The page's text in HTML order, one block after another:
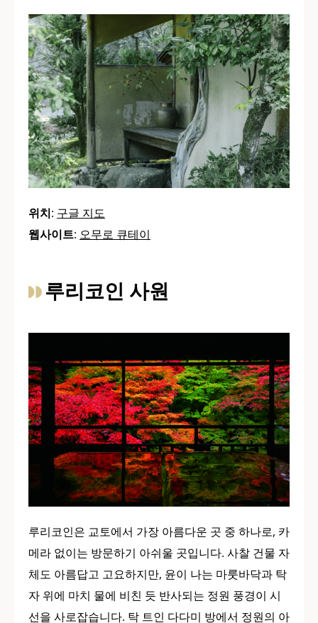
위치: 구글 지도
웹사이트: 오무로 큐테이
루리코인 사원
루리코인은 교토에서 가장 아름다운 곳 중 하나로, 카
메라 없이는 방문하기 아쉬울 곳입니다. 사찰 건물 자
체도 아름답고 고요하지만, 윤이 나는 마룻바닥과 탁
자 위에 마치 물에 비친 듯 반사되는 정원 풍경이 시
선을 사로잡습니다. 탁 트인 다다미 방에서 정원의 아